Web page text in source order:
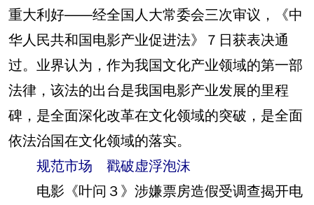
重大利好——经全国人大常委会三次审议，《中
华人民共和国电影产业促进法》７日获表决通
过。业界认为，作为我国文化产业领域的第一部
法律，该法的出台是我国电影产业发展的里程
碑，是全面深化改革在文化领域的突破，是全面
依法治国在文化领域的落实。
规范市场 戳破虚浮泡沫
电影《叶问３》涉嫌票房造假受调查揭开电